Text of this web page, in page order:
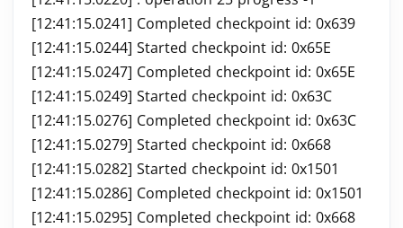
[12:41:15.0241] Completed checkpoint id: 0x639
[12:41:15.0244] Started checkpoint id: 0x65E
[12:41:15.0247] Completed checkpoint id: 0x65E
[12:41:15.0249] Started checkpoint id: 0x63C
[12:41:15.0276] Completed checkpoint id: 0x63C
[12:41:15.0279] Started checkpoint id: 0x668
[12:41:15.0282] Started checkpoint id: 0x1501
[12:41:15.0286] Completed checkpoint id: 0x1501
[12:41:15.0295] Completed checkpoint id: 0x668